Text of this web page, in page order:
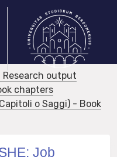
output
chapters
o Saggi) - Book
Job